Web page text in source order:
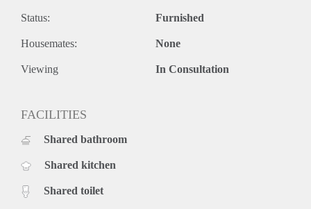
Status: Furnished
Housemates: None
Viewing In Consultation
FACILITIES
Shared bathroom
Shared kitchen
Shared toilet